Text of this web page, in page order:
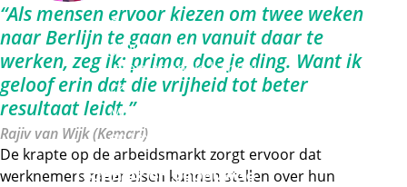
Commercie,
groothandel en
internationale handel
Externe link
Mode, interieur, tapijt
en textiel
Techniek en gebouwde
“Als mensen ervoor kiezen om twee weken
naar Berlijn te gaan en vanuit daar te
werken, zeg ik: prima, doe je ding. Want ik
geloof erin dat die vrijheid tot beter
resultaat leidt.”
Rajiv van Wijk (Kemari)
De krapte op de arbeidsmarkt zorgt ervoor dat
werknemers meer eisen kunnen stellen over hun